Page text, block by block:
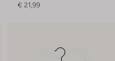
€ 21,99